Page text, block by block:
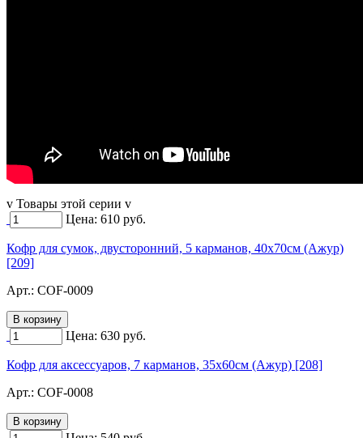
v Товары этой серии v
Цена: 610 руб.
Кофр для сумок, двусторонний, 5 карманов, 40х70см (Ажур)
[209]
Арт.: COF-0009
Цена: 630 руб.
Кофр для аксессуаров, 7 карманов, 35х60см (Ажур) [208]
Арт.: COF-0008